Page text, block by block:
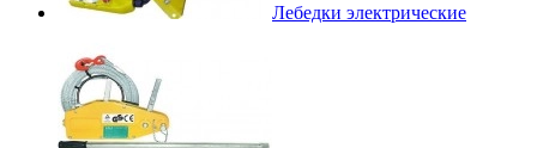
Лебедки электрические